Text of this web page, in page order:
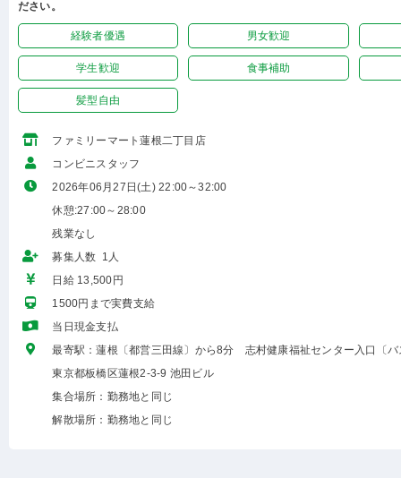
ださい。
経験者優遇 男女歓迎
学生歓迎 食事補助
髪型自由
ファミリーマート蓮根二丁目店
コンビニスタッフ
2026年06月27日(土) 22:00～32:00
休憩:27:00～28:00
残業なし
募集人数 1人
日給 13,500円
1500円まで実費支給
当日現金支払
最寄駅：蓮根〔都営三田線〕から8分 志村健康福祉センター入口〔バ
東京都板橋区蓮根2-3-9 池田ビル
集合場所：勤務地と同じ
解散場所：勤務地と同じ